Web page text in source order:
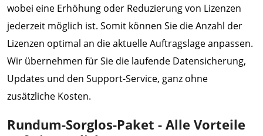
wobei eine Erhöhung oder Reduzierung von Lizenzen
jederzeit möglich ist. Somit können Sie die Anzahl der
Lizenzen optimal an die aktuelle Auftragslage anpassen.
Wir übernehmen für Sie die laufende Datensicherung,
Updates und den Support-Service, ganz ohne
zusätzliche Kosten.
Rundum-Sorglos-Paket - Alle Vorteile